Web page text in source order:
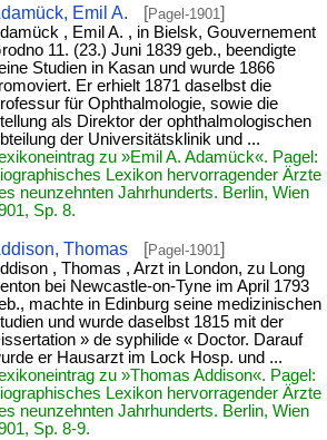
Emil A. [Pagel-1901]
, Emil A. , in Bielsk, Gouvernement
11. (23.) Juni 1839 geb., beendigte
Studien in Kasan und wurde 1866
Er erhielt 1871 daselbst die
für Ophthalmologie, sowie die
als Direktor der ophthalmologischen
der Universitätsklinik und ...
zu »Emil A. Adamück«. Pagel:
Lexikon hervorragender Ärzte
neunzehnten Jahrhunderts. Berlin, Wien
Sp. 8.
Thomas [Pagel-1901]
, Thomas , Arzt in London, zu Long
bei Newcastle-on-Tyne im April 1793
machte in Edinburg seine medizinischen
und wurde daselbst 1815 mit der
» de syphilide « Doctor. Darauf
er Hausarzt im Lock Hosp. und ...
zu »Thomas Addison«. Pagel:
Lexikon hervorragender Ärzte
neunzehnten Jahrhunderts. Berlin, Wien
Sp. 8-9.